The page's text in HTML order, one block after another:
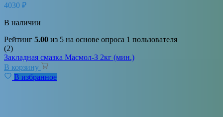
4030 ₽
В наличии
Рейтинг 5.00 из 5 на основе опроса 1 пользователя
(2)
Закладная смазка Масмол-З 2кг (мин.)
В корзину
В избранное